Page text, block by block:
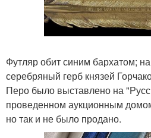
Футляр обит синим бархатом;
серебряный герб князей
Перо было выставлено на
проведенном аукционным
но так и не было продано.